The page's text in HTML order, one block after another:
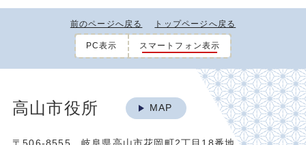
前のページへ戻る トップページへ戻る
PC表示 スマートフォン表示
高山市役所 MAP